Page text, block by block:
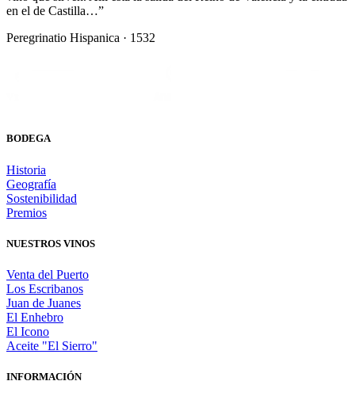
en el de Castilla…”
Peregrinatio Hispanica · 1532
BODEGA
Historia
Geografía
Sostenibilidad
Premios
NUESTROS VINOS
Venta del Puerto
Los Escribanos
Juan de Juanes
El Enhebro
El Icono
Aceite "El Sierro"
INFORMACIÓN